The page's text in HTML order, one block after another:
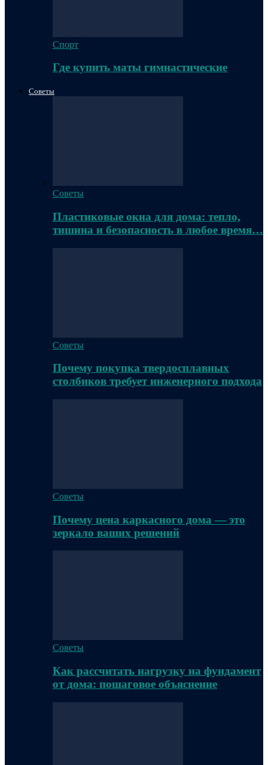
Спорт
Где купить маты гимнастические
Советы
Советы
Пластиковые окна для дома: тепло,
тишина и безопасность в любое время…
Советы
Почему покупка твердосплавных
столбиков требует инженерного подхода
Советы
Почему цена каркасного дома — это
зеркало ваших решений
Советы
Как рассчитать нагрузку на фундамент
от дома: пошаговое объяснение